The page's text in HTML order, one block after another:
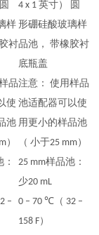
样
衬
品
使
池
）
4 x 1 英寸） 圆
形硼硅酸玻璃样
品池， 带橡胶衬
底瓶盖
注意： 使用样品
池适配器可以使
用更小的样品池
（ 小于25 mm）
–
25 mm样品池：
少20 mL
0 – 70 ℃（ 32 –
158 F）